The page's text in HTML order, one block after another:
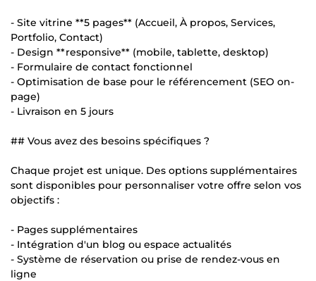
- Site vitrine **5 pages** (Accueil, À propos, Services,
Portfolio, Contact)
- Design **responsive** (mobile, tablette, desktop)
- Formulaire de contact fonctionnel
- Optimisation de base pour le référencement (SEO on-
page)
- Livraison en 5 jours
## Vous avez des besoins spécifiques ?
Chaque projet est unique. Des options supplémentaires
sont disponibles pour personnaliser votre offre selon vos
objectifs :
- Pages supplémentaires
- Intégration d'un blog ou espace actualités
- Système de réservation ou prise de rendez-vous en
ligne